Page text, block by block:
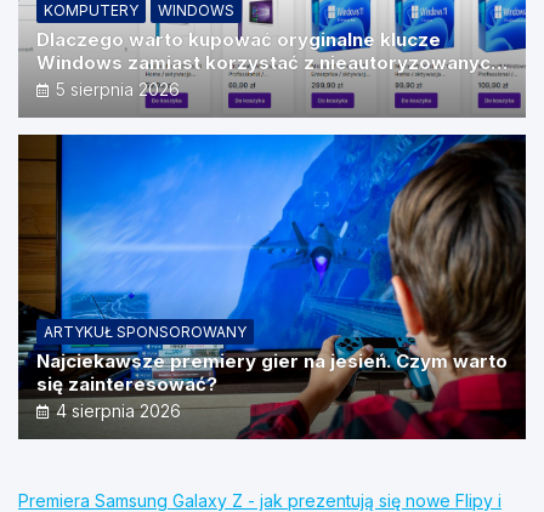
KOMPUTERY WINDOWS
Dlaczego warto kupować oryginalne klucze
Windows zamiast korzystać z nieautoryzowanych
źródeł?
5 sierpnia 2026
ARTYKUŁ SPONSOROWANY
Najciekawsze premiery gier na jesień. Czym warto
się zainteresować?
4 sierpnia 2026
Premiera Samsung Galaxy Z - jak prezentują się nowe Flipy i